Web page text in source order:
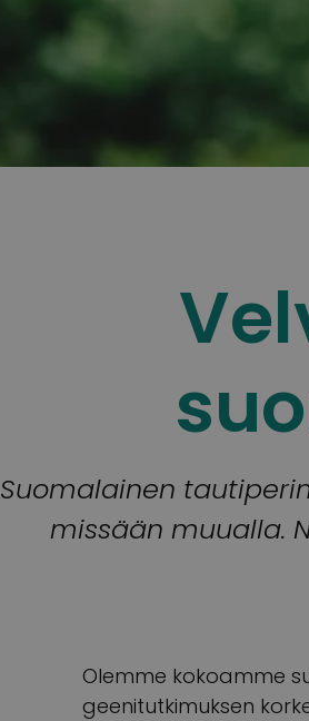
Suomalainen
missään muualla.
Olemme kokoamme
geenitutkimuksen